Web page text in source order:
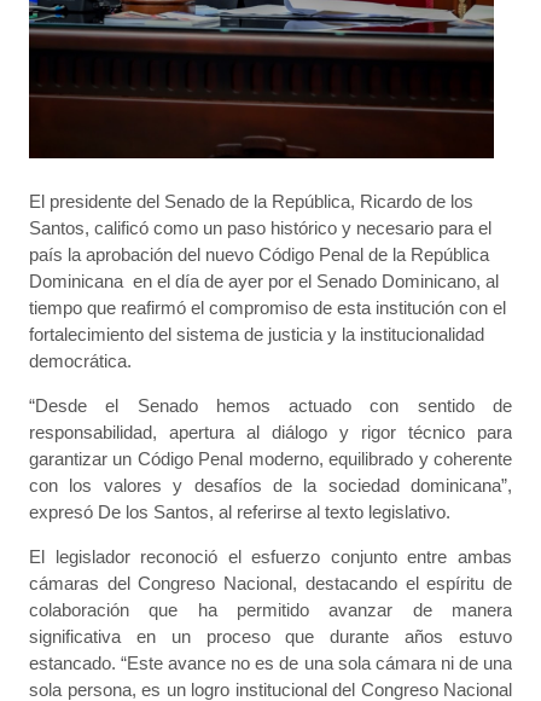
El presidente del Senado de la República, Ricardo de los
Santos, calificó como un paso histórico y necesario para el
país la aprobación del nuevo Código Penal de la República
Dominicana en el día de ayer por el Senado Dominicano, al
tiempo que reafirmó el compromiso de esta institución con el
fortalecimiento del sistema de justicia y la institucionalidad
democrática.
“Desde el Senado hemos actuado con sentido de
responsabilidad, apertura al diálogo y rigor técnico para
garantizar un Código Penal moderno, equilibrado y coherente
con los valores y desafíos de la sociedad dominicana”,
expresó De los Santos, al referirse al texto legislativo.
El legislador reconoció el esfuerzo conjunto entre ambas
cámaras del Congreso Nacional, destacando el espíritu de
colaboración que ha permitido avanzar de manera
significativa en un proceso que durante años estuvo
estancado. “Este avance no es de una sola cámara ni de una
sola persona, es un logro institucional del Congreso Nacional